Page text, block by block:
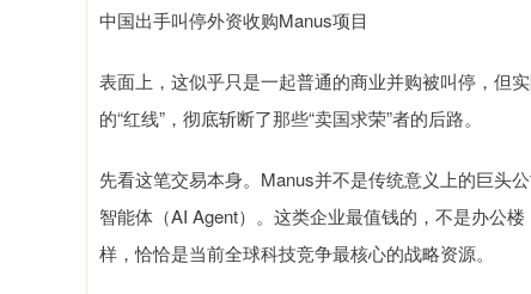
中国出手叫停外资收购Manus项目
表面上，这似乎只是一起普通的商业并购被叫停，但
的“红线”，彻底斩断了那些“卖国求荣”者的后路。
先看这笔交易本身。Manus并不是传统意义上的巨
智能体（AI Agent）。这类企业最值钱的，不是办公
样，恰恰是当前全球科技竞争最核心的战略资源。